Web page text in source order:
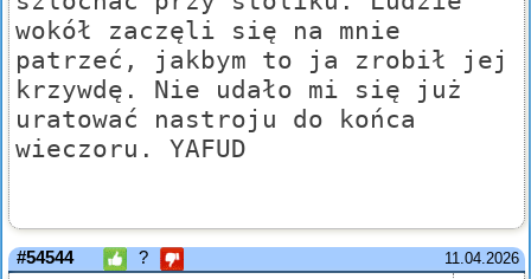
wokół zaczęli się na mnie
patrzeć, jakbym to ja zrobił jej
krzywdę. Nie udało mi się już
uratować nastroju do końca
wieczoru. YAFUD
11.04.2026
#54544 ?